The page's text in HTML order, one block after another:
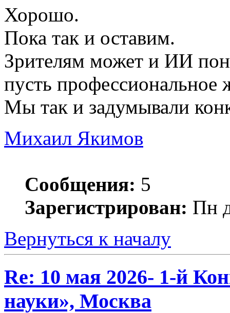
Хорошо.
Пока так и оставим.
Зрителям может и ИИ
пусть
Мы так и задумывали
Михаил Якимов
Сообщения: 5
Зарегистрирован: Пн
Вернуться к началу
Re: 10 мая 2026- 1-й
науки», Москва